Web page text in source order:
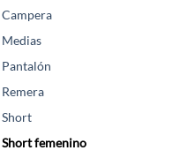
Campera
Medias
Pantalón
Remera
Short
Short femenino